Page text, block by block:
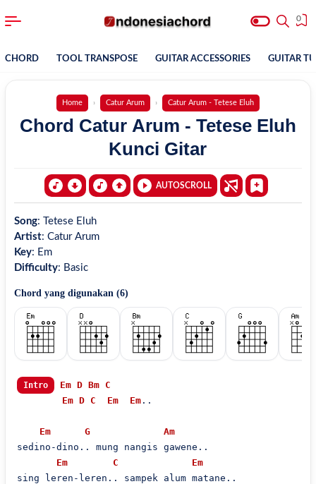
0
CHORD TOOL TRANSPOSE GUITAR ACCESSORIES GUITAR
Home Catur Arum Catur Arum - Tetese Eluh
Chord Catur Arum - Tetese Eluh
Kunci Gitar
AUTOSCROLL
Song:
Tetese Eluh
Artist: Catur Arum
Key: Em
Difficulty: Basic
Chord yang digunakan (6)
Intro Em D Bm
C
Em D C Em Em..
Em G
Am
sedino-dino.. mung nangis gawene..
Em
C
Em
sing leren-leren.. sampek alum matane..